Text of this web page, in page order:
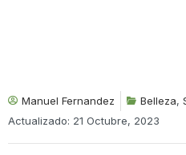
Manuel Fernandez Belleza,
Actualizado: 21 Octubre, 2023